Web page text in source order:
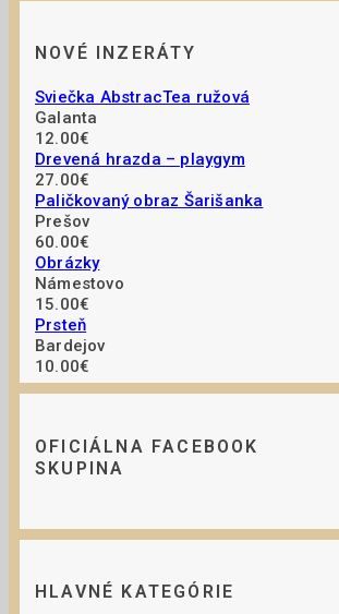
NOVÉ INZERÁTY
Sviečka AbstracTea ružová
Galanta
12.00€
Drevená hrazda – playgym
27.00€
Paličkovaný obraz Šarišanka
Prešov
60.00€
Obrázky
Námestovo
15.00€
Prsteň
Bardejov
10.00€
OFICIÁLNA FACEBOOK
SKUPINA
HLAVNÉ KATEGÓRIE